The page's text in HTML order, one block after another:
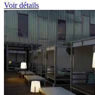
Voir détails